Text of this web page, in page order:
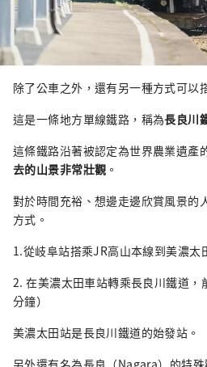
除了公車之外，還有另一種方式可以
這是一條地方單線鐵路，稱為長良川
這條鐵路沿著被認定為世界農業遺產
去的山景非常壯觀 。
對於時間充裕、想邊走邊欣賞風景的
方式。
1.從岐阜站搭乘JR高山本線到美濃太
2. 在美濃太田車站轉乘長良川鐵道，
分鐘）
美濃太田站是長良川鐵道的始發站。